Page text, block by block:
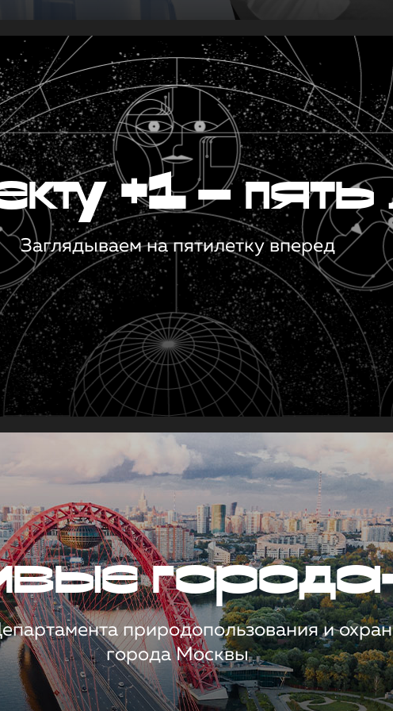
+1 — пять
Заглядываем на пятилетку вперед
природопользования и
города Москвы